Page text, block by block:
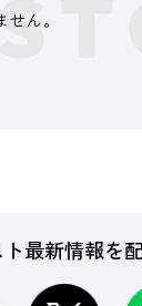
ん。
最新情報を